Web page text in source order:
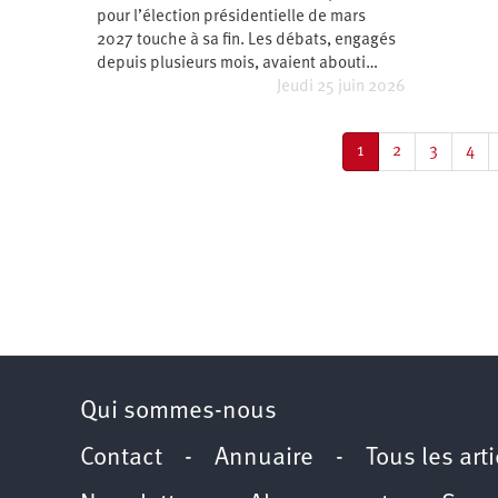
pour l’élection présidentielle de mars
2027 touche à sa fin. Les débats, engagés
depuis plusieurs mois, avaient abouti…
Jeudi 25 juin 2026
Page
courante
1 Page
2 Page
3 Page
4
Qui sommes-nous
Contact - Annuaire - Tous les